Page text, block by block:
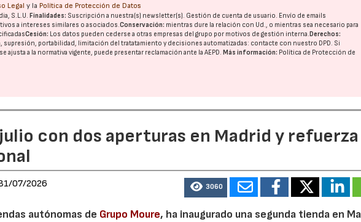
Legal y la Política de Protección de Datos
S.L.U.Finalidades: Suscripción a nuestra(s) newsletter(s). Gestión de cuenta de usuario. Envío de emails
a intereses similares o asociados.Conservación: mientras dure la relación con Ud., o mientras sea necesario para
Cesión: Los datos pueden cederse a otras empresas del grupo por motivos de gestión interna.Derechos:
portabilidad, limitación del tratatamiento y decisiones automatizadas: contacte con nuestro DPD. Si
ajusta a la normativa vigente, puede presentar reclamación ante laAEPD.Más información: Política de Protección de
con dos aperturas en Madrid y
07/2026 3060
autónomas de Grupo Moure, ha inaugurado una segunda tienda en